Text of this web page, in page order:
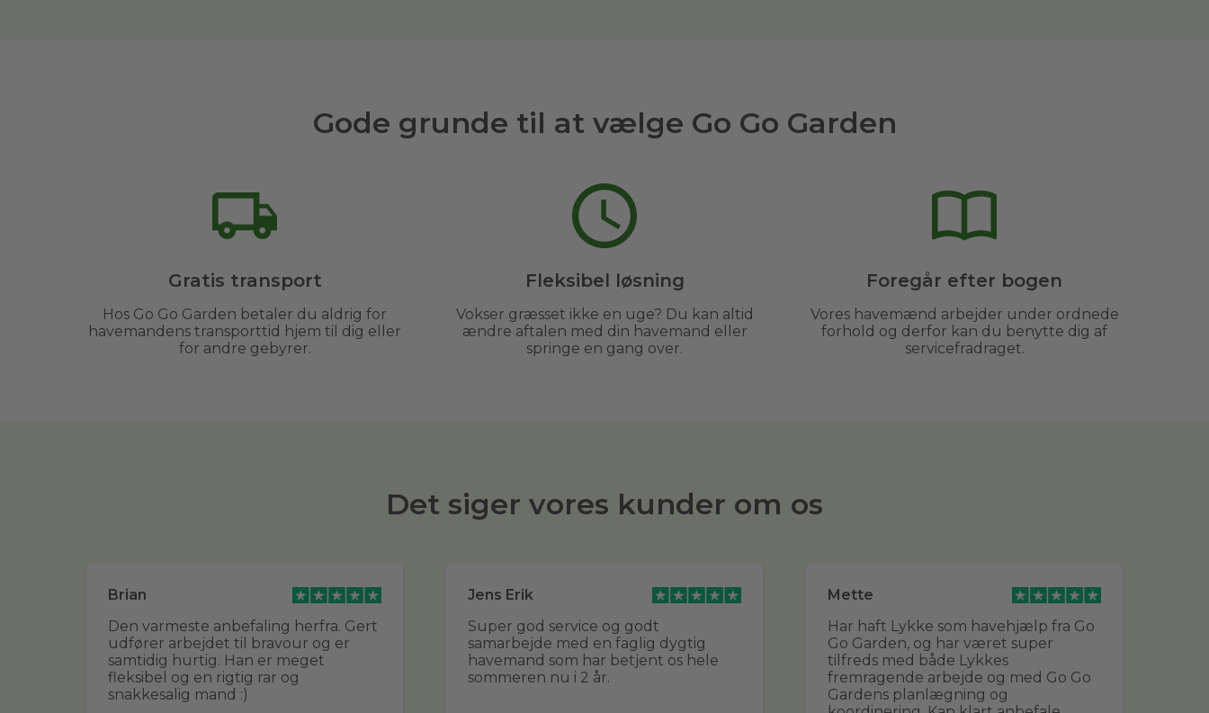
Gode grunde til at vælge Go Go Garden
Gratis transport
Hos Go Go Garden betaler du aldrig for
havemandens transporttid hjem til dig eller
for andre gebyrer.
Fleksibel løsning
Vokser græsset ikke en uge? Du kan altid
ændre aftalen med din havemand eller
springe en gang over.
Foregår efter bogen
Vores havemænd arbejder under ordnede
forhold og derfor kan du benytte dig af
servicefradraget.
Det siger vores kunder om os
Brian
Den varmeste anbefaling herfra. Gert
udfører arbejdet til bravour og er
samtidig hurtig. Han er meget
fleksibel og en rigtig rar og
snakkesalig mand :)
Jens Erik
Super god service og godt
samarbejde med en faglig dygtig
havemand som har betjent os hele
sommeren nu i 2 år.
Mette
Har haft Lykke som havehjælp fra Go
Go Garden, og har været super
tilfreds med både Lykkes
fremragende arbejde og med Go Go
Gardens planlægning og